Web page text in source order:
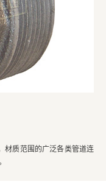
材质范围的广泛各类管道连